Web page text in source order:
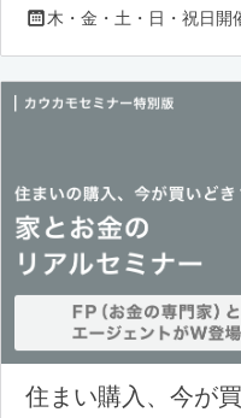
住まい購入、今が